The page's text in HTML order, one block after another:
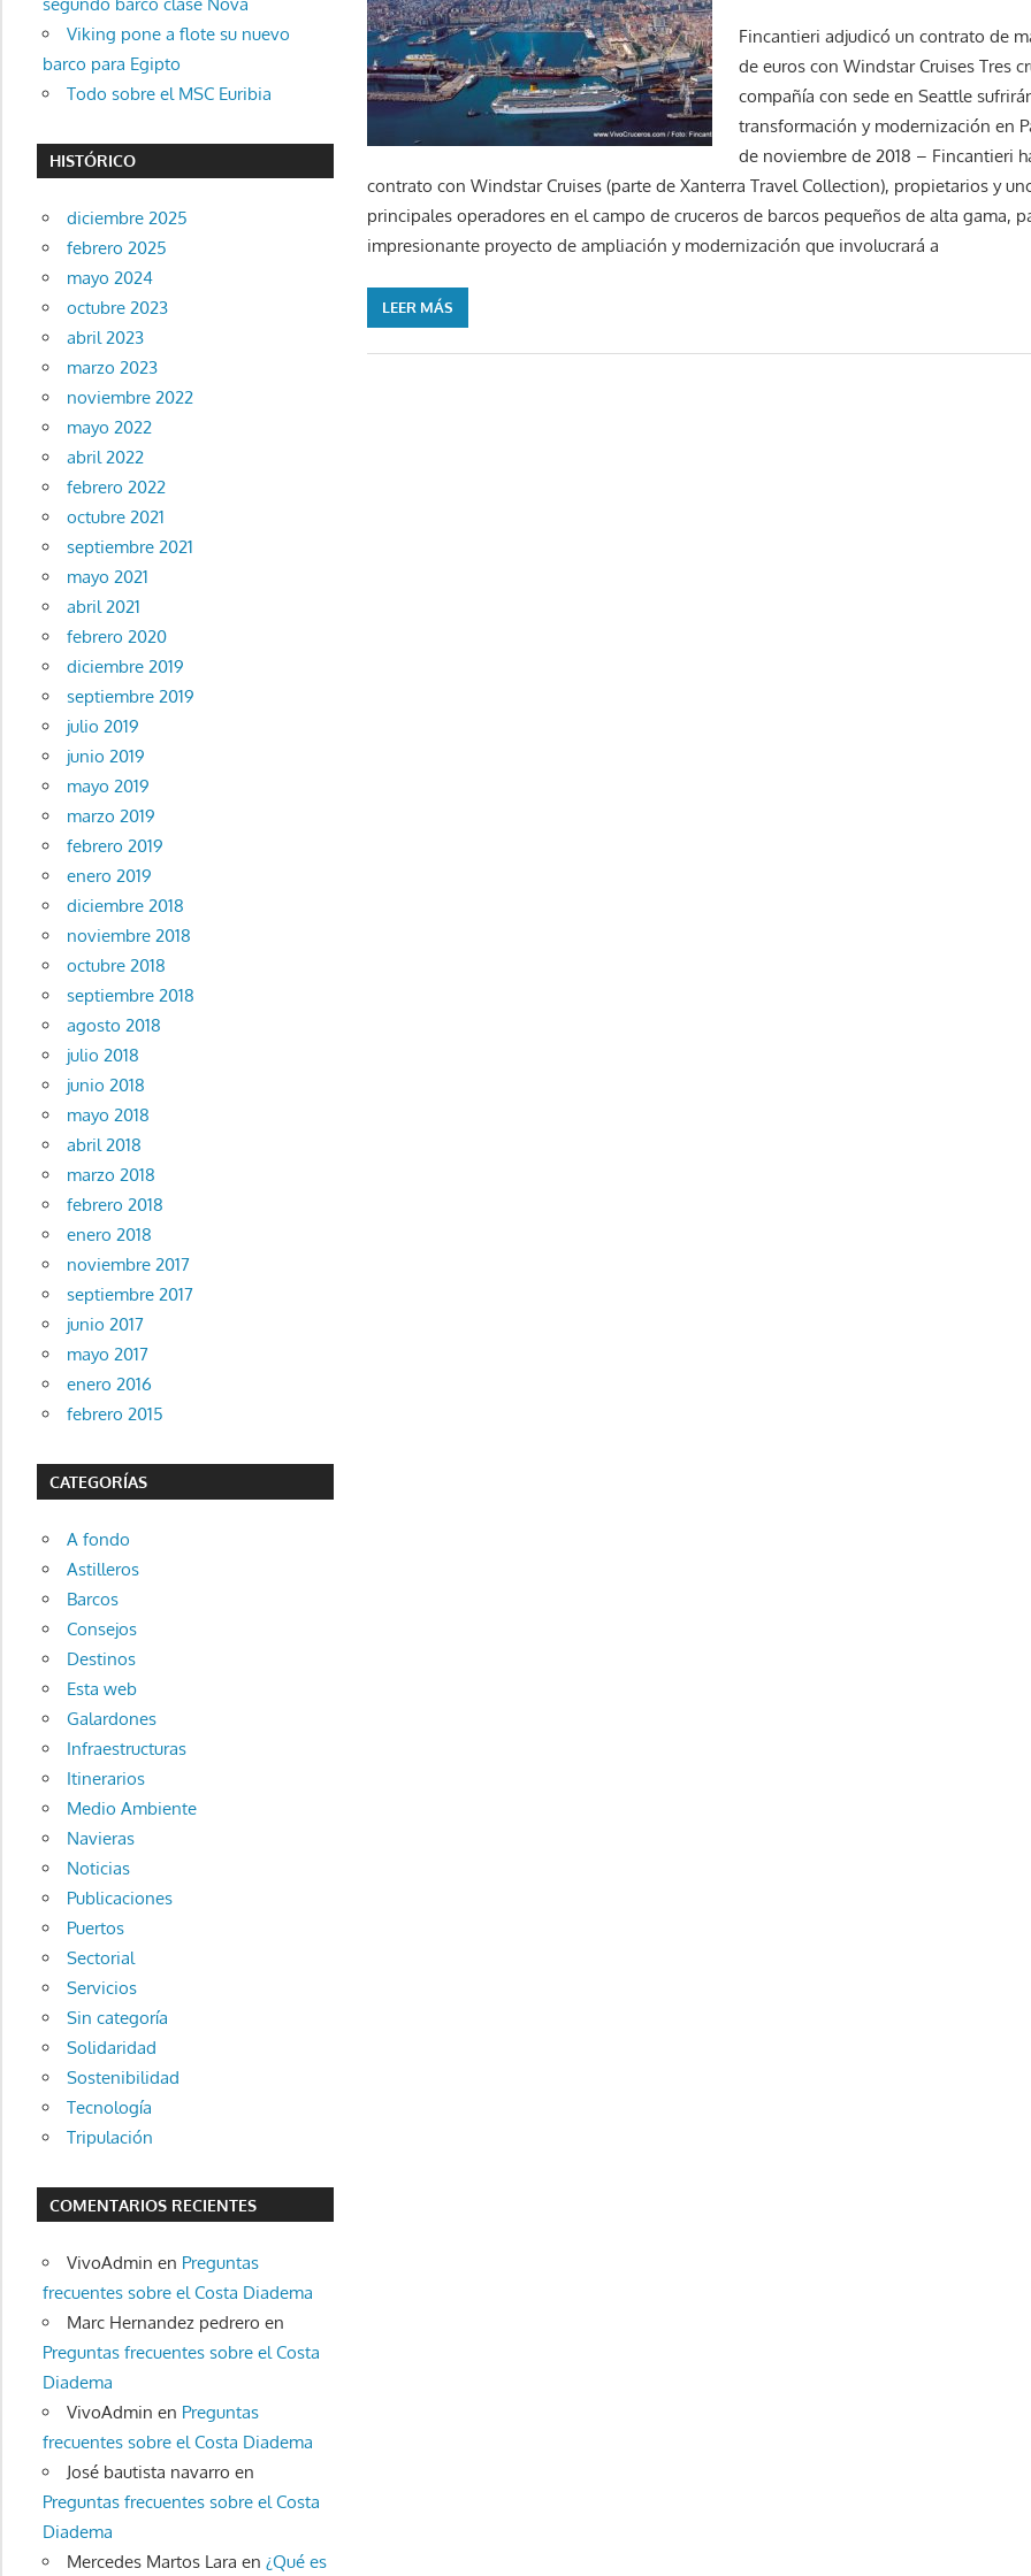
Fincantieri adjudicó un contrato de
de euros con Windstar Cruises Tres
compañía con sede en Seattle
transformación y modernización en
de noviembre de 2018 – Fincantieri
contrato con Windstar Cruises (parte de Xanterra Travel Collection), propietarios y
principales operadores en el campo de cruceros de barcos pequeños de alta gama,
impresionante proyecto de ampliación y modernización que involucrará a
LEER MÁS
Viking pone a flote su nuevo
barco para Egipto
Todo sobre el MSC Euribia
HISTÓRICO
diciembre 2025
febrero 2025
mayo 2024
octubre 2023
abril 2023
marzo 2023
noviembre 2022
mayo 2022
abril 2022
febrero 2022
octubre 2021
septiembre 2021
mayo 2021
abril 2021
febrero 2020
diciembre 2019
septiembre 2019
julio 2019
junio 2019
mayo 2019
marzo 2019
febrero 2019
enero 2019
diciembre 2018
noviembre 2018
octubre 2018
septiembre 2018
agosto 2018
julio 2018
junio 2018
mayo 2018
abril 2018
marzo 2018
febrero 2018
enero 2018
noviembre 2017
septiembre 2017
junio 2017
mayo 2017
enero 2016
febrero 2015
CATEGORÍAS
A fondo
Astilleros
Barcos
Consejos
Destinos
Esta web
Galardones
Infraestructuras
Itinerarios
Medio Ambiente
Navieras
Noticias
Publicaciones
Puertos
Sectorial
Servicios
Sin categoría
Solidaridad
Sostenibilidad
Tecnología
Tripulación
COMENTARIOS RECIENTES
VivoAdmin en Preguntas
frecuentes sobre el Costa Diadema
Marc Hernandez pedrero en
Preguntas frecuentes sobre el Costa
Diadema
VivoAdmin en Preguntas
frecuentes sobre el Costa Diadema
José bautista navarro en
Preguntas frecuentes sobre el Costa
Diadema
Mercedes Martos Lara en ¿Qué es